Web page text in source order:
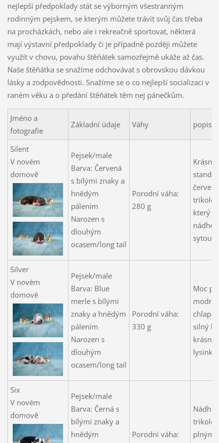
nejlepší předpoklady stát se výborným všestranným
rodinným pejskem, se kterým můžete trávit svůj čas třeba
na procházkách, nebo ale i rekreačně sportovat, některá
mají výstavní předpoklady či je případně později můžete
využít v chovu, povahu štěňátek samozřejmě ukáže až čas.
Naše štěňátka se snažíme odchovávat s obrovskou dávkou
lásky a zodpovědnosti. Snažíme se o co nejlepší socializaci v
raném věku a o předání štěňátek těm nej pánečkům.
Jméno a
fotografie
Základní údaje Váhy popis
Silent
V novém
domově
Pejsek/male
Barva: Červená
s bílými znaky a
hnědým
pálením
Narozen s
dlouhým
ocasem/long tail
Porodní váha:
280 g
Krásný
červený
který
sytou
Silver
V novém
domově
Pejsek/male
Barva: Blue
merle s bílými
znaky a hnědým
pálením
Narozen s
dlouhým
ocasem/long tail
Porodní váha:
330 g
Moc
modrý
silný
Six
V novém
domově
Pejsek/male
Barva: Černá s
bílými znaky a
hnědým
Porodní váha:
plným